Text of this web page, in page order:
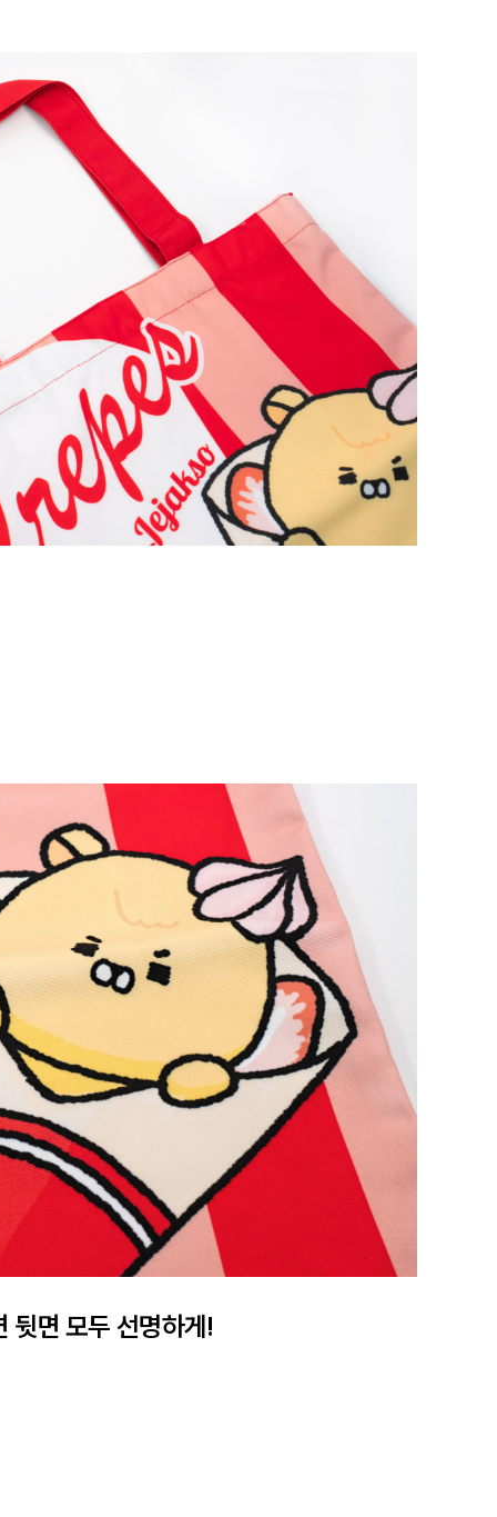
뒷면 모두 선명하게!